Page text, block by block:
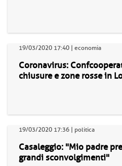
19/03/2020 17:40 | economia
Coronavirus:
chiusure e zone rosse in
19/03/2020 17:36 | politica
Casaleggio: "Mio padre
grandi sconvolgimenti"